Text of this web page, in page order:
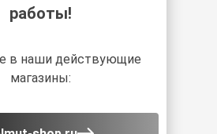
работы!
в наши действующие
магазины: